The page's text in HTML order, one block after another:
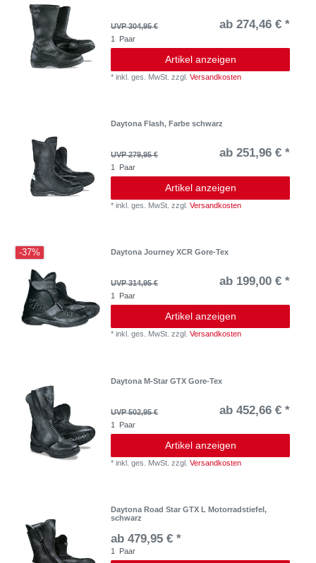
UVP 304,95 € ab 274,46 € *
1 Paar
Artikel anzeigen
*inkl. ges. MwSt. zzgl.Versandkosten
Daytona Flash, Farbe schwarz
UVP 279,95 € ab 251,96 € *
1 Paar
Artikel anzeigen
*inkl. ges. MwSt. zzgl.Versandkosten
-37% Daytona Journey XCR Gore-Tex
UVP 314,95 € ab 199,00 € *
1 Paar
Artikel anzeigen
*inkl. ges. MwSt. zzgl.Versandkosten
Daytona M-Star GTX Gore-Tex
UVP 502,95 € ab 452,66 € *
1 Paar
Artikel anzeigen
*inkl. ges. MwSt. zzgl.Versandkosten
Daytona Road Star GTX L Motorradstiefel,
schwarz
ab 479,95 € *
1 Paar